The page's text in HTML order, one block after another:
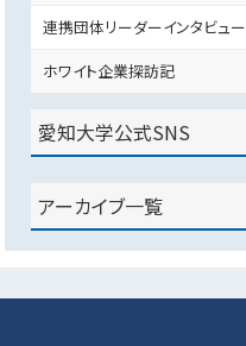
連携団体リーダーインタビュー
ホワイト企業探訪記
愛知大学公式SNS
アーカイブ一覧